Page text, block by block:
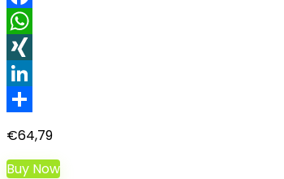
Facebook
WhatsApp
XING
LinkedIn
€64,79
Buy Now